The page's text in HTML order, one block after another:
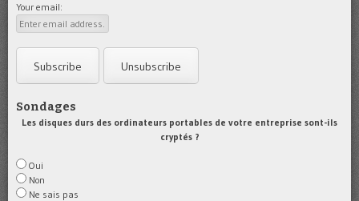
Your email:
Sondages
Les disques durs des ordinateurs portables de votre entreprise sont-ils
cryptés ?
Oui
Non
Ne sais pas